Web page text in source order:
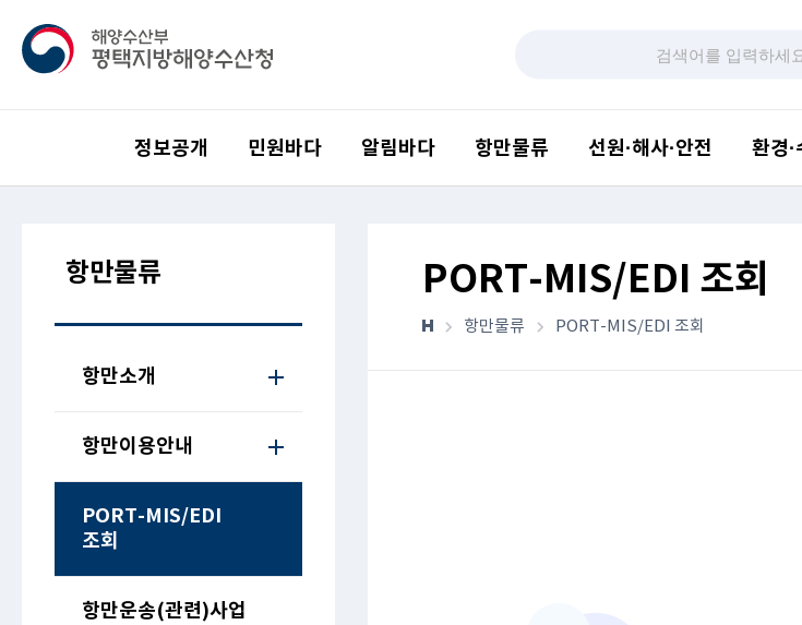
정보공개 민원바다 알림바다 항만물류 선원·해사·안전 환경·
항만물류
항만소개
항만이용안내
PORT-MIS/EDI
조회
항만운송(관련)사업
PORT-MIS/EDI 조회
항만물류 PORT-MIS/EDI 조회